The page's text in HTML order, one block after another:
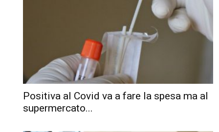
Positiva al Covid va a fare la spesa ma al
supermercato...